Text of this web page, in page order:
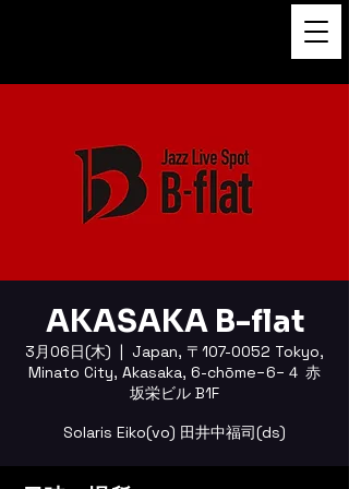
AKASAKA B-flat
3月06日(木)
  |
Japan, 〒107-0052 Tokyo,
Minato City, Akasaka, 6-chōme−6−４ 赤
坂栄ビル B1F
Solaris Eiko(vo) 田井中福司(ds)